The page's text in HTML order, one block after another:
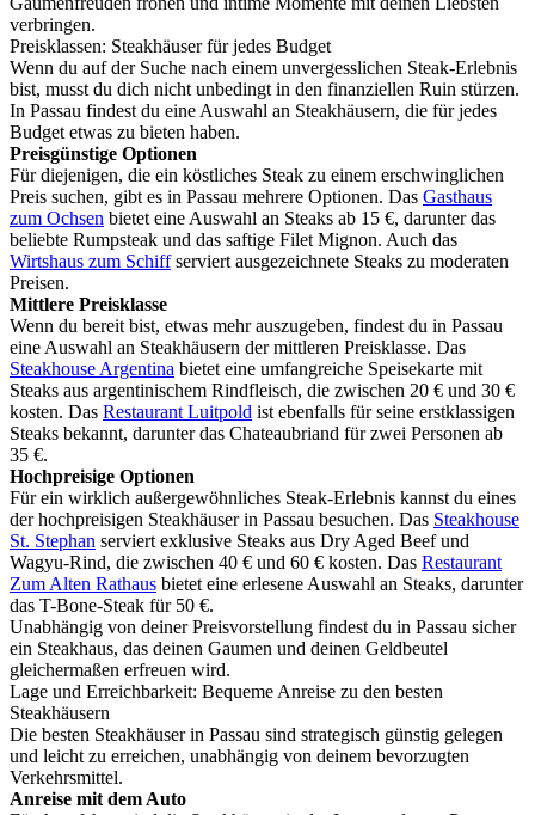
verbringen.
Preisklassen: Steakhäuser für jedes Budget
Wenn du auf der Suche nach einem unvergesslichen Steak-Erlebnis
bist, musst du dich nicht unbedingt in den finanziellen Ruin stürzen.
In Passau findest du eine Auswahl an Steakhäusern, die für jedes
Budget etwas zu bieten haben.
Preisgünstige Optionen
Für diejenigen, die ein köstliches Steak zu einem erschwinglichen
Preis suchen, gibt es in Passau mehrere Optionen. Das Gasthaus
zum Ochsen bietet eine Auswahl an Steaks ab 15 €, darunter das
beliebte Rumpsteak und das saftige Filet Mignon. Auch das
Wirtshaus zum Schiffserviert ausgezeichnete Steaks zu moderaten
Preisen.
Mittlere Preisklasse
Wenn du bereit bist, etwas mehr auszugeben, findest du in Passau
eine Auswahl an Steakhäusern der mittleren Preisklasse. Das
Steakhouse Argentina bietet eine umfangreiche Speisekarte mit
Steaks aus argentinischem Rindfleisch, die zwischen 20 € und 30 €
kosten. Das Restaurant Luitpold ist ebenfalls für seine erstklassigen
Steaks bekannt, darunter das Chateaubriand für zwei Personen ab
35 €.
Hochpreisige Optionen
Für ein wirklich außergewöhnliches Steak-Erlebnis kannst du eines
der hochpreisigen Steakhäuser in Passau besuchen. Das Steakhouse
St. Stephan serviert exklusive Steaks aus Dry Aged Beef und
Wagyu-Rind, die zwischen 40 € und 60 € kosten. Das Restaurant
Zum Alten Rathaus bietet eine erlesene Auswahl an Steaks, darunter
das T-Bone-Steak für 50 €.
Unabhängig von deiner Preisvorstellung findest du in Passau sicher
ein Steakhaus, das deinen Gaumen und deinen Geldbeutel
gleichermaßen erfreuen wird.
Lage und Erreichbarkeit: Bequeme Anreise zu den besten
Steakhäusern
Die besten Steakhäuser in Passau sind strategisch günstig gelegen
und leicht zu erreichen, unabhängig von deinem bevorzugten
Verkehrsmittel.
Anreise mit dem Auto